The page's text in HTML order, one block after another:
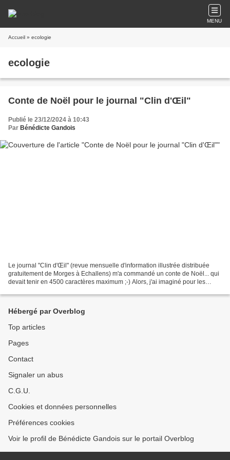
MENU
Accueil » ecologie
ecologie
Conte de Noël pour le journal "Clin d'Œil"
Publié le 23/12/2024 à 10:43
Par Bénédicte Gandois
Le journal "Clin d'Œil" (revue mensuelle d'information illustrée distribuée
gratuitement de Morges à Echallens) m'a commandé un conte de Noël... qui
devait tenir en 4500 caractères maximum ;-) Alors, j'ai imaginé pour les
Hébergé par Overblog
Top articles
Pages
Contact
Signaler un abus
C.G.U.
Cookies et données personnelles
Préférences cookies
Voir le profil de Bénédicte Gandois sur le portail Overblog